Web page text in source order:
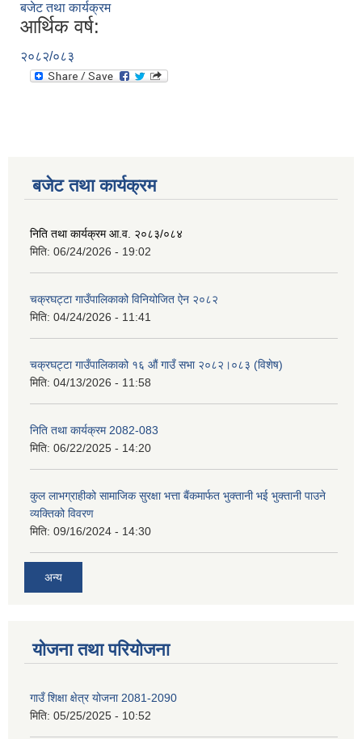
बजेट तथा कार्यक्रम
आर्थिक वर्ष:
२०८२/०८३
बजेट तथा कार्यक्रम
निति तथा कार्यक्रम आ‍.व. २०८३/०८४
मिति: 06/24/2026 - 19:02
चक्रघट्टा गाउँपालिकाको विनियोजित ऐन २०८२
मिति: 04/24/2026 - 11:41
चक्रघट्टा गाउँपालिकाको १६ औं गाउँ सभा २०८२।०८३ (विशेष)
मिति: 04/13/2026 - 11:58
निति तथा कार्यक्रम 2082-083
मिति: 06/22/2025 - 14:20
कुल लाभग्राहीको सामाजिक सुरक्षा भत्ता बैंकमार्फत भुक्तानी भई भुक्तानी पाउने
व्यक्तिको विवरण
मिति: 09/16/2024 - 14:30
अन्य
योजना तथा परियोजना
गाउँ शिक्षा क्षेत्र योजना 2081-2090
मिति: 05/25/2025 - 10:52